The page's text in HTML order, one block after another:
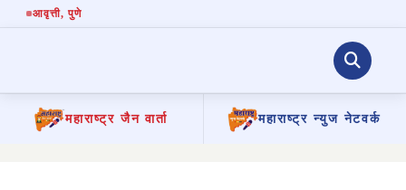
आवृत्ती, पुणे
महाराष्ट्र जैन वार्ता महाराष्ट्र न्युज नेटवर्क